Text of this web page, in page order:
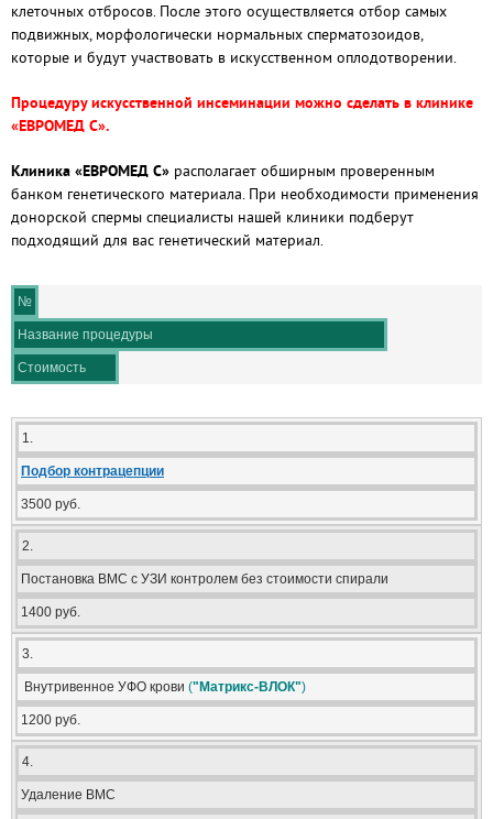
клеточных отбросов. После этого осуществляется отбор самых
подвижных, морфологически нормальных сперматозоидов,
которые и будут участвовать в искусственном оплодотворении.
Процедуру искусственной инсеминации можно сделать в клинике
«ЕВРОМЕД С».
Клиника «ЕВРОМЕД С» располагает обширным проверенным
банком генетического материала. При необходимости применения
донорской спермы специалисты нашей клиники подберут
подходящий для вас генетический материал.
№
Название процедуры
Стоимость
1.
Подбор контрацепции
3500 руб.
2.
Постановка ВМС с УЗИ контролем без стоимости спирали
1400 руб.
3.
Внутривенное УФО крови ("Матрикс-ВЛОК")
1200 руб.
4.
Удаление ВМС